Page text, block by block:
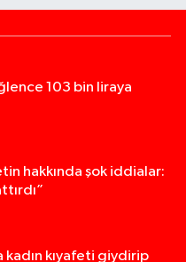
103 bin liraya
hakkında şok iddialar:
kadın kıyafeti giydirip